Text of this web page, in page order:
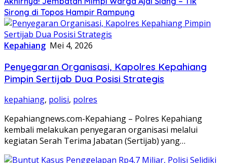
Sirong di Topos Hampir Rampung
Kepahiang Mei 4, 2026
Penyegaran Organisasi, Kapolres Kepahiang
Pimpin Sertijab Dua Posisi Strategis
kepahiang, polisi, polres
Kepahiangnews.com-Kepahiang – Polres Kepahiang
kembali melakukan penyegaran organisasi melalui
kegiatan Serah Terima Jabatan (Sertijab) yang…